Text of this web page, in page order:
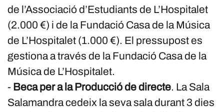
de l’Associació d’Estudiants de L’Hospitalet
(2.000 €) i de la Fundació Casa de la Música
de L’Hospitalet (1.000 €). El pressupost es
gestiona a través de la Fundació Casa de la
Música de L’Hospitalet.
- Beca per a la Producció de directe. La Sala
Salamandra cedeix la seva sala durant 3 dies